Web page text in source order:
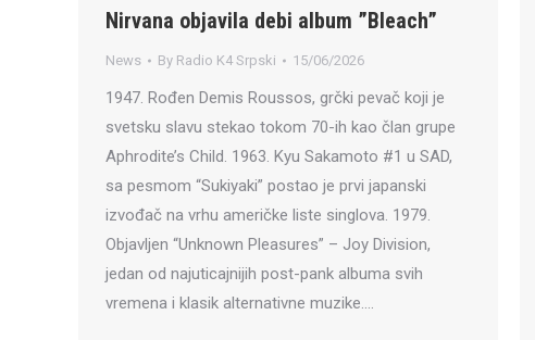
Nirvana objavila debi album ”Bleach”
News By Radio K4 Srpski 15/06/2026
1947. Rođen Demis Roussos, grčki pevač koji je
svetsku slavu stekao tokom 70-ih kao član grupe
Aphrodite’s Child. 1963. Kyu Sakamoto #1 u SAD,
sa pesmom “Sukiyaki” postao je prvi japanski
izvođač na vrhu američke liste singlova. 1979.
Objavljen “Unknown Pleasures” – Joy Division,
jedan od najuticajnijih post-pank albuma svih
vremena i klasik alternativne muzike.…